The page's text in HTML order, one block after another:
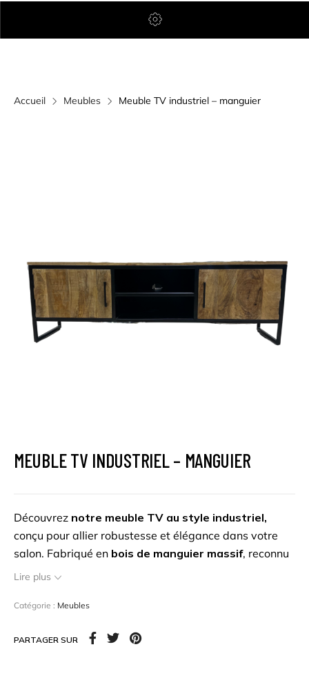
Accueil Meubles Meuble TV industriel – manguier
MEUBLE TV INDUSTRIEL – MANGUIER
Découvrez notre meuble TV au style industriel,
conçu pour allier robustesse et élégance dans votre
salon. Fabriqué en bois de manguier massif, reconnu
pour sa solidité et ses nuances chaleureuses, il est
un caractère moderne. Son design épuré et fonctionnel
contemporaine. Il offre des espaces de rangement
Lire plus
Catégorie : Meubles
PARTAGER SUR